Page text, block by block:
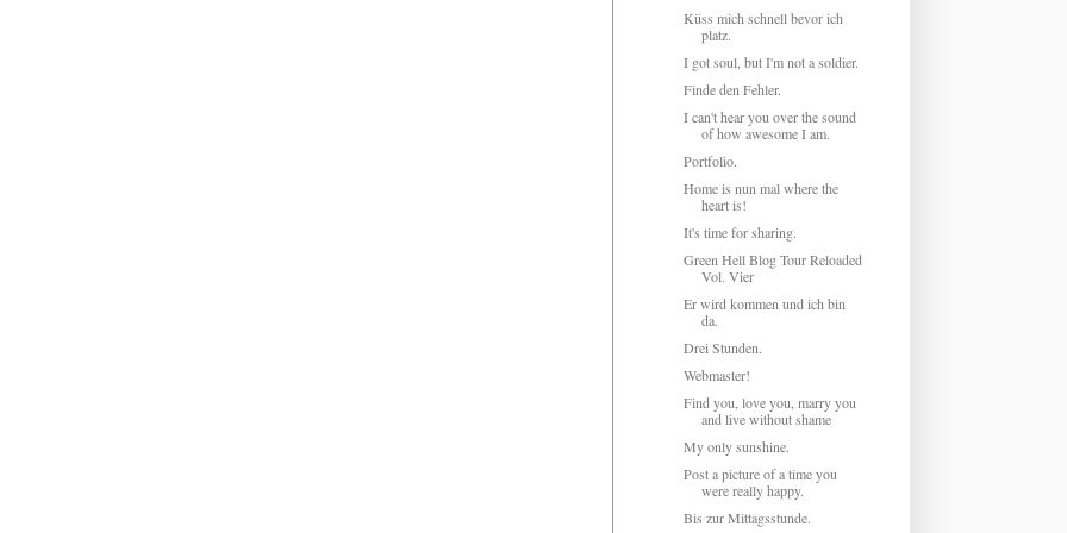
Küss mich schnell bevor ich
platz.
I got soul, but I'm not a soldier.
Finde den Fehler.
I can't hear you over the sound
of how awesome I am.
Portfolio.
Home is nun mal where the
heart is!
It's time for sharing.
Green Hell Blog Tour Reloaded
Vol. Vier
Er wird kommen und ich bin
da.
Drei Stunden.
Webmaster!
Find you, love you, marry you
and live without shame
My only sunshine.
Post a picture of a time you
were really happy.
Bis zur Mittagsstunde.